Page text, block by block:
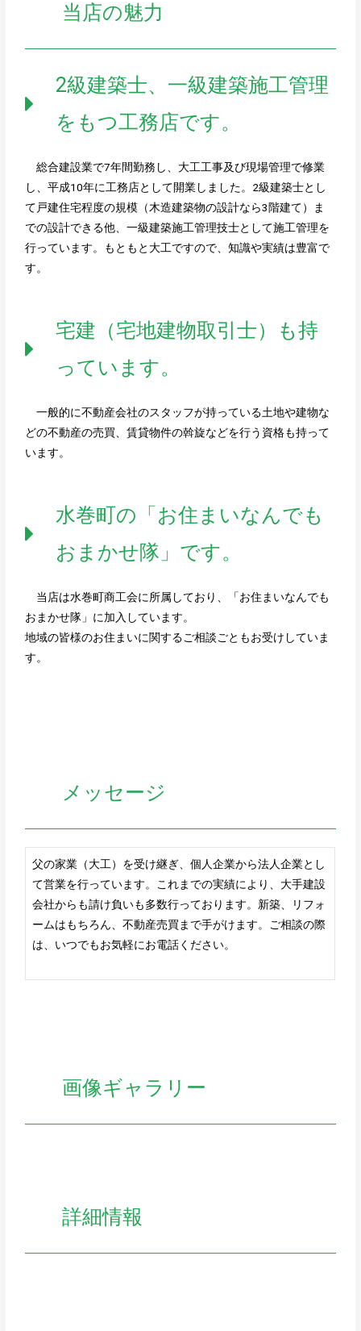
当店の魅力
2級建築士、一級建築施工管理
をもつ工務店です。
総合建設業で7年間勤務し、大工工事及び現場管理で修業
し、平成10年に工務店として開業しました。2級建築士とし
て戸建住宅程度の規模（木造建築物の設計なら3階建て）ま
での設計できる他、一級建築施工管理技士として施工管理を
行っています。もともと大工ですので、知識や実績は豊富で
す。
宅建（宅地建物取引士）も持
っています。
一般的に不動産会社のスタッフが持っている土地や建物な
どの不動産の売買、賃貸物件の斡旋などを行う資格も持って
います。
水巻町の「お住まいなんでも
おまかせ隊」です。
当店は水巻町商工会に所属しており、「お住まいなんでも
おまかせ隊」に加入しています。
地域の皆様のお住まいに関するご相談ごともお受けしていま
す。
メッセージ
父の家業（大工）を受け継ぎ、個人企業から法人企業とし
て営業を行っています。これまでの実績により、大手建設
会社からも請け負いも多数行っております。新築、リフォ
ームはもちろん、不動産売買まで手がけます。ご相談の際
は、いつでもお気軽にお電話ください。
画像ギャラリー
詳細情報